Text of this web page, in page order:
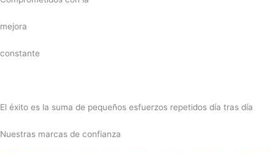
mejora
constante
El éxito es la suma de pequeños esfuerzos repetidos día tras día
Nuestras marcas de confianza